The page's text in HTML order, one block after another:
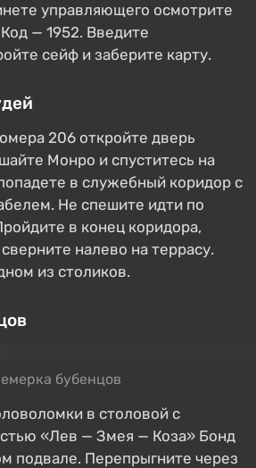
управляющего осмотрите
— 1952. Введите
сейф и заберите карту.
206 откройте дверь
Монро и спуститесь на
в служебный коридор с
Не спешите идти по
в конец коридора,
налево на террасу.
из столиков.
бубенцов
в столовой с
«Лев — Змея — Коза» Бонд
подвале. Перепрыгните через